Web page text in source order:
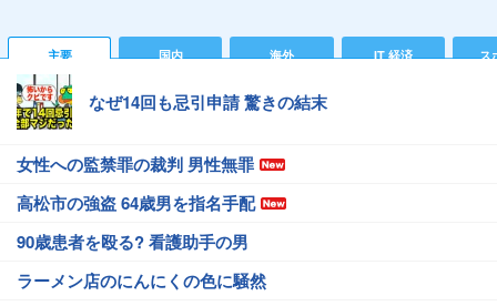
主要 国内 海外 IT 経済 ス
なぜ14回も忌引申請 驚きの結末
女性への監禁罪の裁判 男性無罪
高松市の強盗 64歳男を指名手配
90歳患者を殴る? 看護助手の男
ラーメン店のにんにくの色に騒然